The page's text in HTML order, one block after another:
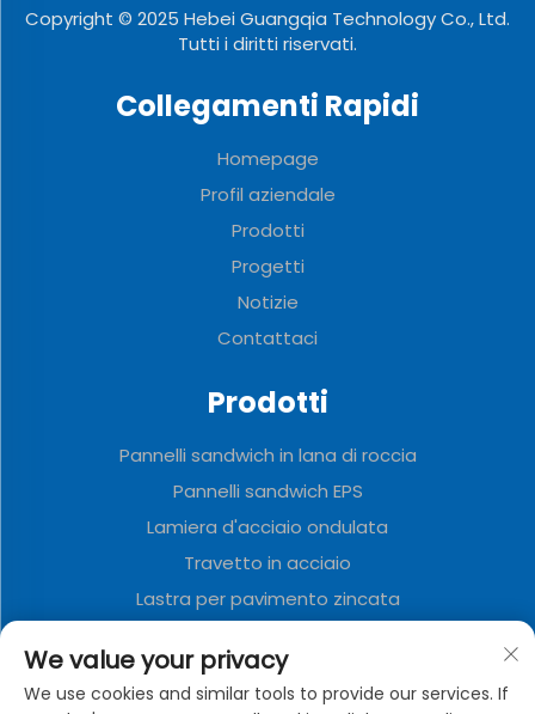
Copyright © 2025 Hebei Guangqia Technology Co., Ltd.
Tutti i diritti riservati.
Collegamenti Rapidi
Homepage
Profil aziendale
Prodotti
Progetti
Notizie
Contattaci
Prodotti
Pannelli sandwich in lana di roccia
Pannelli sandwich EPS
Lamiera d'acciaio ondulata
Travetto in acciaio
Lastra per pavimento zincata
Pannello decorativo in metallo
Casa container pieghevole
We value your privacy
We use cookies and similar tools to provide our services. If